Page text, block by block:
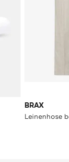
BRAX
Leinenhose